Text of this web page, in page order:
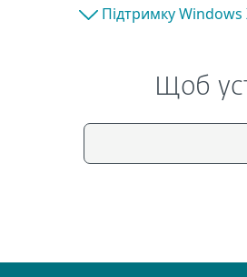
Підтримку
Щоб